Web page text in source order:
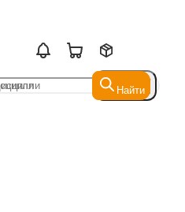
Найти
Найти